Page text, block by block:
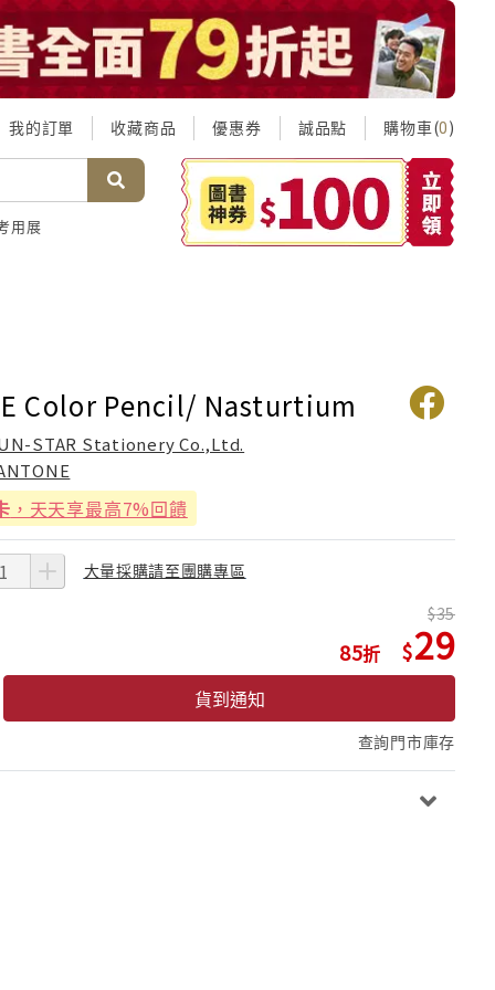
我的訂單 收藏商品 優惠券 誠品點 購物車(0)
用展
Color Pencil/ Nasturtium
STAR Stationery Co.,Ltd.
，天天享最高7%回饋
大量採購請至團購專區
85
35
29
貨到通知
查詢門市庫存